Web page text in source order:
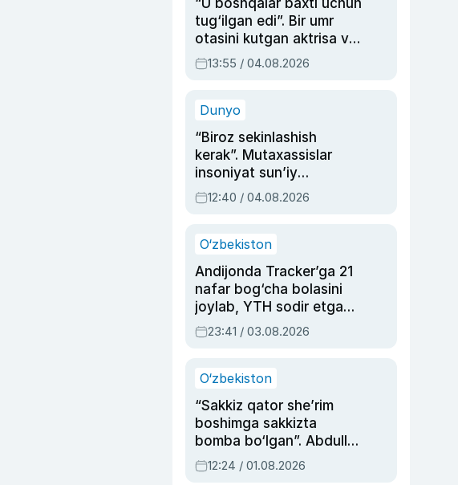
“U boshqalar baxti uchun
tug‘ilgan edi”. Bir umr
otasini kutgan aktrisa va
dublyaj ustasi Rimma
Ahmedovaning
13:55 / 04.08.2026
Dunyo
“Biroz sekinlashish
kerak”. Mutaxassislar
insoniyat sun’iy
intellektni boshqara
olmay qolishidan xavotir
12:40 / 04.08.2026
O‘zbekiston
Andijonda Tracker’ga 21
nafar bog‘cha bolasini
joylab, YTH sodir etgan
ayolga sud hukmi o‘qildi
23:41 / 03.08.2026
O‘zbekiston
“Sakkiz qator she’rim
boshimga sakkizta
bomba bo‘lgan”. Abdulla
Oripovni siyosiy
ayblovlardan asrab
12:24 / 01.08.2026